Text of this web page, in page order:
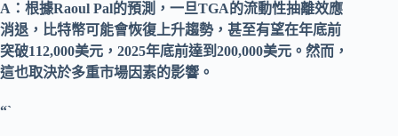
A： 根據Raoul Pal的預測，一旦TGA的流動性抽離效應
消退，比特幣可能會恢復上升趨勢，甚至有望在年底前
突破112,000美元，2025年底前達到200,000美元。然而，
這也取決於多重市場因素的影響。
“`